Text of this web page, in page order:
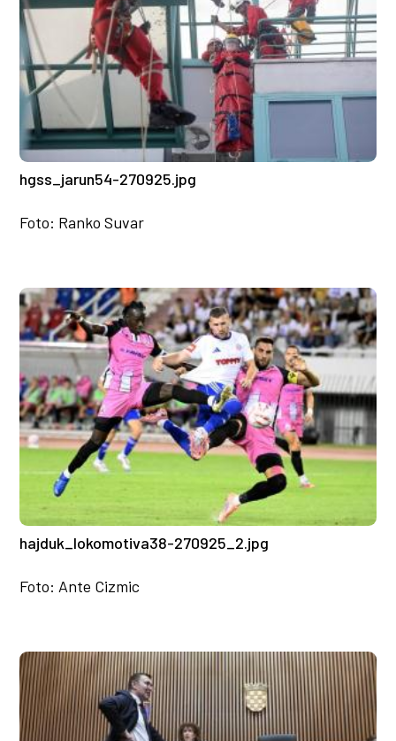
hgss_jarun54-270925.jpg
Foto: Ranko Suvar
hajduk_lokomotiva38-270925_2.jpg
Foto: Ante Cizmic